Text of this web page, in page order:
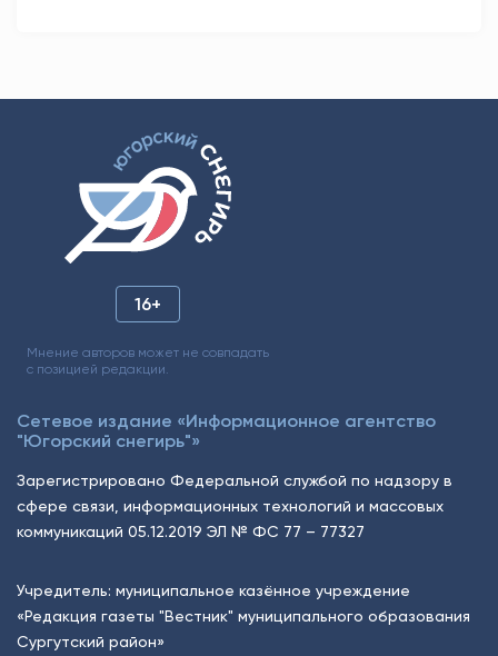
16+
Мнение авторов может не совпадать
с позицией редакции.
Сетевое издание «Информационное агентство
"Югорский снегирь"»
Зарегистрировано Федеральной службой по надзору в
сфере связи, информационных технологий и массовых
коммуникаций 05.12.2019 ЭЛ № ФС 77 – 77327
Учредитель: муниципальное казённое учреждение
«Редакция газеты "Вестник" муниципального образования
Сургутский район»